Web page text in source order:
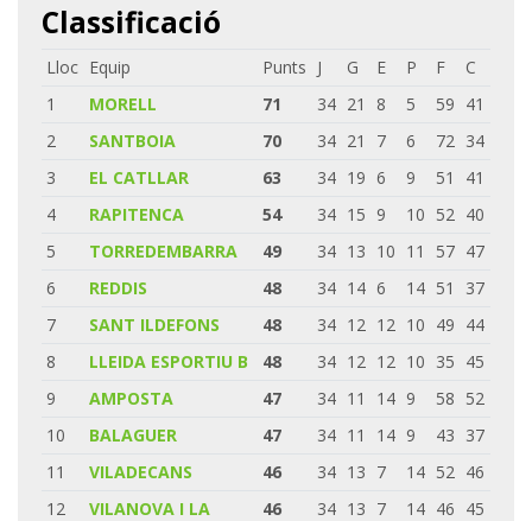
Classificació
Lloc Equip Punts J G E P F
C
1
MORELL 71 34 21 8 5 59 41
2
SANTBOIA 70 34 21 7 6 72 34
3
EL CATLLAR 63 34 19 6 9 51
41
4
RAPITENCA 54 34 15 9 10 52 40
5
TORREDEMBARRA 49 34 13 10 11 57 47
6
REDDIS 48 34 14 6 14 51
37
7
SANT ILDEFONS 48 34 12 12 10 49 44
8
LLEIDA ESPORTIU B 48 34 12 12 10 35 45
9
AMPOSTA 47 34 11 14 9 58 52
10
BALAGUER 47 34 11 14 9 43 37
11
VILADECANS 46 34 13 7 14 52 46
12
VILANOVA I LA
46 34 13 7 14 46 45